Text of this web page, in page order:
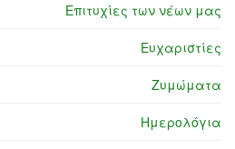
Επιτυχίες των νέων μας
Ευχαριστίες
Ζυμώματα
Ημερολόγια